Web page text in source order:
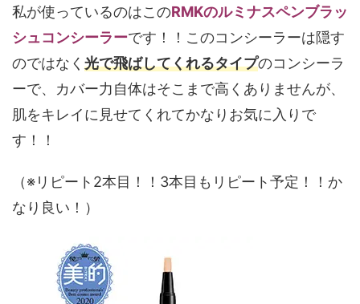
私が使っているのはこのRMKのルミナスペンブラッ
シュコンシーラーです！！このコンシーラーは隠す
のではなく 光で飛ばしてくれるタイプのコンシーラ
ーで、カバー力自体はそこまで高くありませんが、
肌をキレイに見せてくれてかなりお気に入りで
す！！
（※リピート2本目！！3本目もリピート予定！！か
なり良い！）